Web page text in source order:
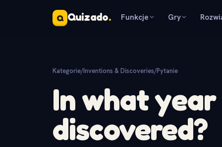
Q Quizado. Funkcje Gry
Kategorie/Inventions & Discoveries/Pytanie
In what
discovered?